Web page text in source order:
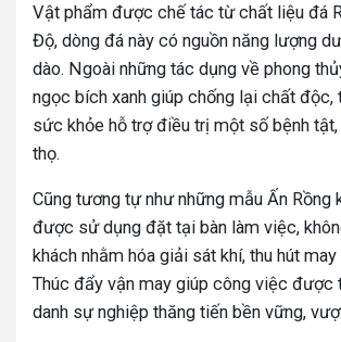
Vật phẩm được chế tác từ chất liệu đá
Độ, dòng đá này có nguồn năng lượng
dào. Ngoài những tác dụng về phong
ngọc bích xanh giúp chống lại chất độc,
sức khỏe hỗ trợ điều trị một số bệnh
thọ.
Cũng tương tự như những mẫu Ấn Rồng
được sử dụng đặt tại bàn làm việc,
khách nhằm hóa giải sát khí, thu hút may
Thúc đẩy vận may giúp công việc được
danh sự nghiệp thăng tiến bền vững,